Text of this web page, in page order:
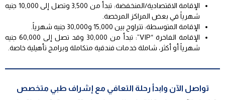
الإقامة الاقتصادية/المنخفضة: تبدأ من 3,500 وتصل إلى 10,000 جنيه
شهرياً في بعض المراكز المرخصة.
الإقامة المتوسطة: تتراوح بين 15,000 و30,000 جنيه شهرياً.
الإقامة الفاخرة “VIP”: تبدأ من 30,000 وقد تصل إلى 60,000 جنيه
شهرياً أو أكثر، شاملة خدمات فندقية متكاملة وبرامج تأهيلية خاصة.
تواصل الآن وابدأ رحلة التعافي مع إشراف طبي متخصص